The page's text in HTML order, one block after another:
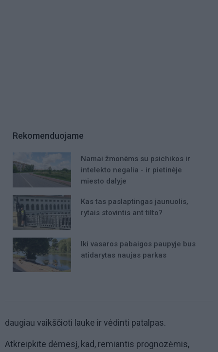
Rekomenduojame
Namai žmonėms su psichikos ir
intelekto negalia - ir pietinėje
miesto dalyje
Kas tas paslaptingas jaunuolis,
rytais stovintis ant tilto?
Iki vasaros pabaigos paupyje bus
atidarytas naujas parkas
daugiau vaikščioti lauke ir vėdinti patalpas.
Atkreipkite dėmesį, kad, remiantis prognozėmis,